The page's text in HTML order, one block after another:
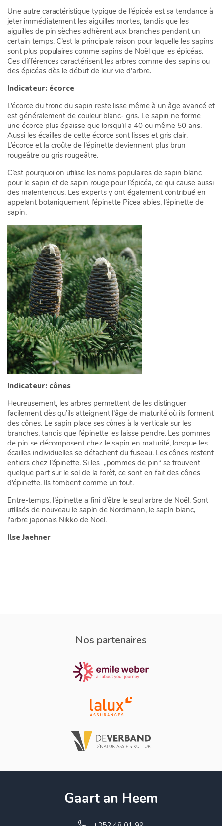
Une autre caractéristique typique de l’épicéa est sa tendance à
jeter immédiatement les aiguilles mortes, tandis que les
aiguilles de pin sèches adhèrent aux branches pendant un
certain temps. C’est la principale raison pour laquelle les sapins
sont plus populaires comme sapins de Noël que les épicéas.
Ces différences caractérisent les arbres comme des sapins ou
des épicéas dès le début de leur vie d’arbre.
Indicateur: écorce
L’écorce du tronc du sapin reste lisse même à un âge avancé et
est généralement de couleur blanc- gris. Le sapin ne forme
une écorce plus épaisse que lorsqu’il a 40 ou même 50 ans.
Aussi les écailles de cette écorce sont lisses et gris clair.
L’écorce et la croûte de l’épinette deviennent plus brun
rougeâtre ou gris rougeâtre.
C’est pourquoi on utilise les noms populaires de sapin blanc
pour le sapin et de sapin rouge pour l’épicéa, ce qui cause aussi
des malentendus. Les experts y ont également contribué en
appelant botaniquement l’épinette Picea abies, l’épinette de
sapin.
Indicateur: cônes
Heureusement, les arbres permettent de les distinguer
facilement dès qu’ils atteignent l’âge de maturité où ils forment
des cônes. Le sapin place ses cônes à la verticale sur les
branches, tandis que l’épinette les laisse pendre. Les pommes
de pin se décomposent chez le sapin en maturité, lorsque les
écailles individuelles se détachent du fuseau. Les cônes restent
entiers chez l’épinette. Si les „pommes de pin“ se trouvent
quelque part sur le sol de la forêt, ce sont en fait des cônes
d’épinette. Ils tombent comme un tout.
Entre-temps, l’épinette a fini d’être le seul arbre de Noël. Sont
utilisés de nouveau le sapin de Nordmann, le sapin blanc,
l’arbre japonais Nikko de Noël.
Ilse Jaehner
Nos partenaires
Gaart an Heem